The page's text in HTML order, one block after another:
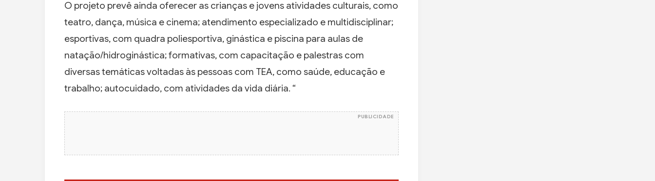
O projeto prevê ainda oferecer as crianças e jovens atividades culturais, como
teatro, dança, música e cinema; atendimento especializado e multidisciplinar;
esportivas, com quadra poliesportiva, ginástica e piscina para aulas de
natação/hidroginástica; formativas, com capacitação e palestras com
diversas temáticas voltadas às pessoas com TEA, como saúde, educação e
trabalho; autocuidado, com atividades da vida diária. “
PUBLICIDADE